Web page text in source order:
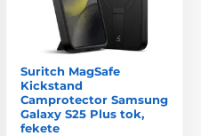
Suritch MagSafe
Kickstand
Camprotector Samsung
Galaxy S25 Plus tok,
fekete